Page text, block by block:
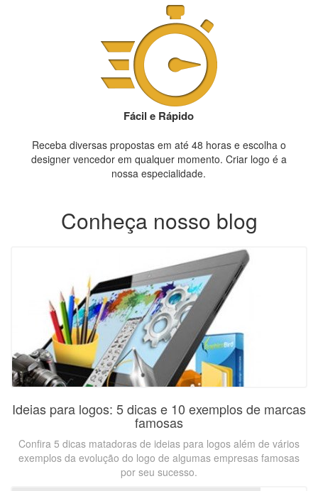
Fácil e Rápido
Receba diversas propostas em até 48 horas e escolha o
designer vencedor em qualquer momento. Criar logo é a
nossa especialidade.
Conheça nosso blog
Ideias para logos: 5 dicas e 10 exemplos de marcas
famosas
Confira 5 dicas matadoras de ideias para logos além de vários
exemplos da evolução do logo de algumas empresas famosas
por seu sucesso.